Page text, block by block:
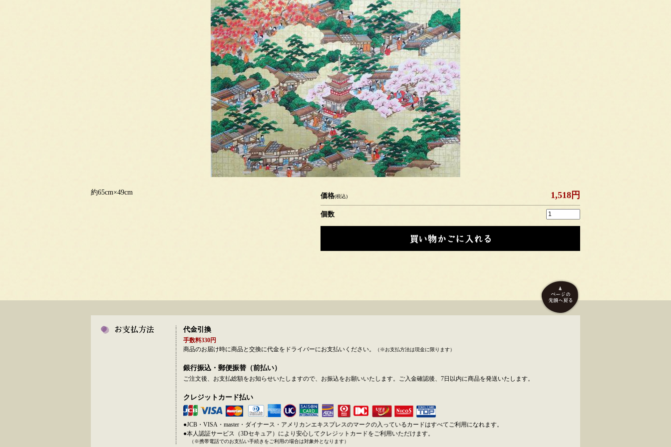
約65cm×49cm 価格(税込) 1,518円
個数
代金引換
手数料330円
商品のお届け時に商品と交換に代金をドライバーにお支払いください。
（※お支払方法は現金に限ります）
銀行振込・郵便振替（前払い）
ご注文後、お支払総額をお知らせいたしますので、お振込をお願いいたします。ご入金確認後、7日以内に商品を発送いたします。
クレジットカード払い
●JCB・VISA・master・ダイナース・アメリカンエキスプレスのマークの入っているカードはすべてご利用になれます。
●本人認証サービス（3Dセキュア）により安心してクレジットカードをご利用いただけます。
（※携帯電話でのお支払い手続きをご利用の場合は対象外となります）